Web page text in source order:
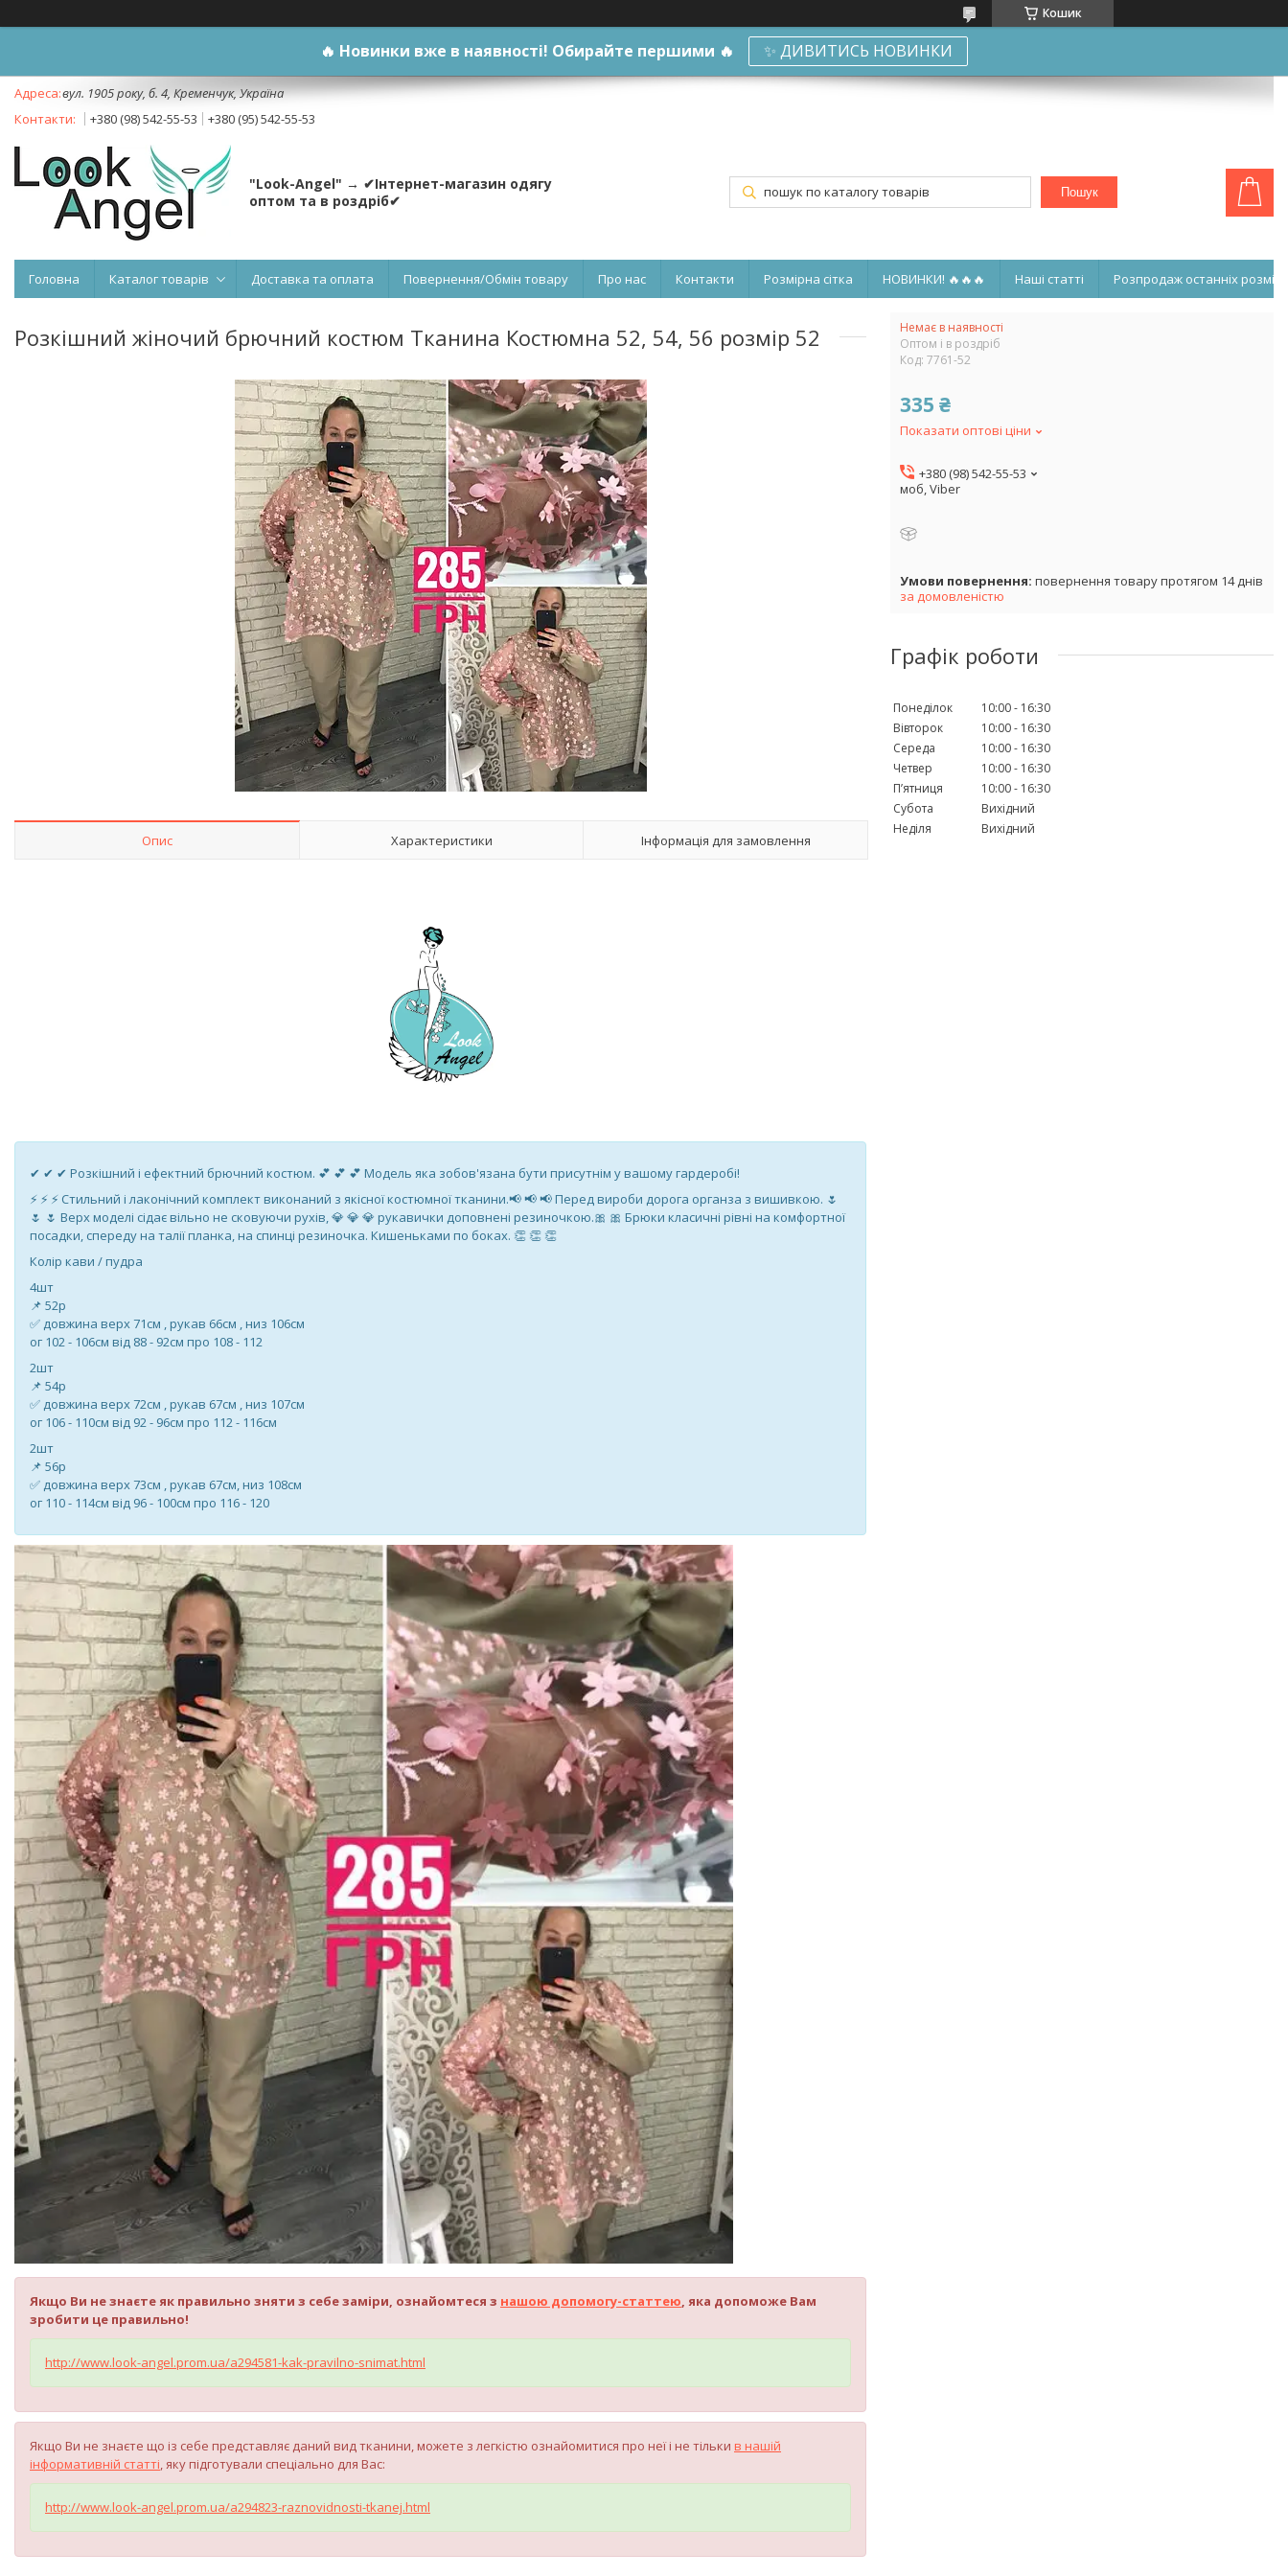
Кошик
🔥 Новинки вже в наявності! Обирайте першими 🔥 ✨ ДИВИТИСЬ НОВИНКИ
вул. 1905 року, б. 4, Кременчук, Україна
+380 (98) 542-55-53
+380 (95) 542-55-53
"Look-Angel" → ✔Інтернет-магазин одягу
оптом та в роздріб✔
Пошук
Головна Каталог товарів Доставка та оплата Повернення/Обмін товару Про нас Контакти Розмірна сітка НОВИНКИ! 🔥🔥🔥 Наші статті Розпродаж останніх
Розкішний жіночий брючний костюм Тканина Костюмна 52, 54, 56 розмір 52
Опис Характеристики Інформація для замовлення
✔ ✔ ✔ Розкішний і ефектний брючний костюм. 💕 💕 💕 Модель яка зобов'язана бути присутнім у вашому гардеробі!
⚡ ⚡ ⚡ Стильний і лаконічний комплект виконаний з якісної костюмної тканини.📢 📢 📢 Перед вироби дорога органза з вишивкою. 🌷
🌷 🌷 Верх моделі сідає вільно не сковуючи рухів, 💎 💎 💎 рукавички доповнені резиночкою.🎀 🎀 Брюки класичні рівні на комфортної
посадки, спереду на талії планка, на спинці резиночка. Кишеньками по боках. 👏 👏 👏
Колір кави / пудра
4шт
📌 52р
✅ довжина верх 71см , рукав 66см , низ 106см
ог 102 - 106см від 88 - 92см про 108 - 112
2шт
📌 54р
✅ довжина верх 72см , рукав 67см , низ 107см
ог 106 - 110см від 92 - 96см про 112 - 116см
2шт
📌 56р
✅ довжина верх 73см , рукав 67см, низ 108см
ог 110 - 114см від 96 - 100см про 116 - 120
Якщо Ви не знаєте як правильно зняти з себе заміри, ознайомтеся з нашою допомогу-статтею, яка допоможе Вам
зробити це правильно!
http://www.look-angel.prom.ua/a294581-kak-pravilno-snimat.html
Якщо Ви не знаєте що із себе представляє даний вид тканини, можете з легкістю ознайомитися про неї і не тільки в нашій
інформативній статті, яку підготували спеціально для Вас:
http://www.look-angel.prom.ua/a294823-raznovidnosti-tkanej.html
Немає в наявності
Оптом і в роздріб
Код: 7761-52
335 ₴
Показати оптові ціни
+380 (98) 542-55-53
моб, Viber
повернення товару протягом 14 днів
за домовленістю
Графік роботи
Понеділок 10:00
16:30
Вівторок
10:00
16:30
Середа
10:00
16:30
Четвер
10:00
16:30
Пʼятниця
10:00
16:30
Субота
Вихідний
Неділя
Вихідний